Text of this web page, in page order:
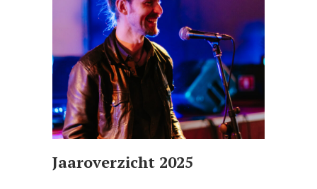
Jaaroverzicht 2025